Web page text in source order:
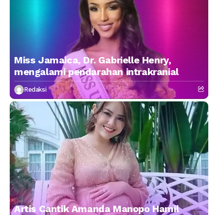
Miss Jamaica, Dr. Gabrielle Henry,
mengalami pendarahan intrakranial
Redaksi
Artis Cantik Amanda Manopo Hamil